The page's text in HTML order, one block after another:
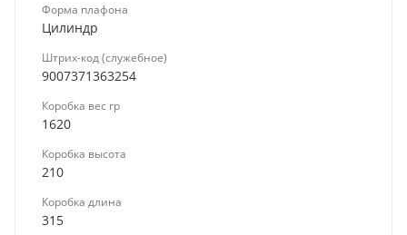
Форма плафона
Цилиндр
Штрих-код (служебное)
9007371363254
Коробка вес гр
1620
Коробка высота
210
Коробка длина
315